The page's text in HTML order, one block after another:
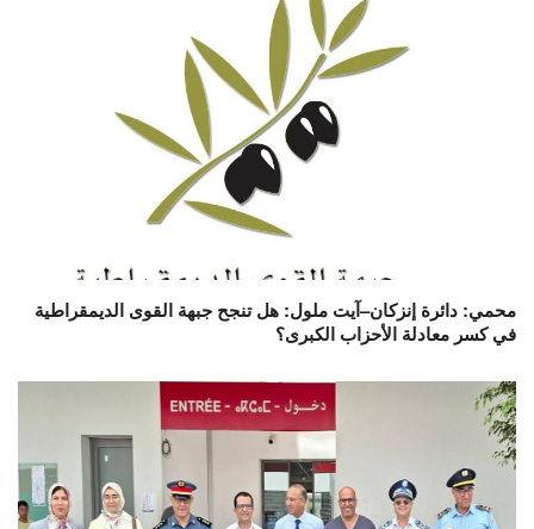
محمي: دائرة إنزكان–آيت ملول: هل تنجح جبهة القوى الديمقراطية
في كسر معادلة الأحزاب الكبرى؟